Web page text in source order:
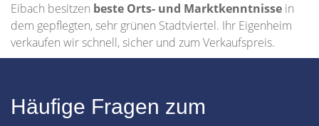
Eibach besitzen beste Orts- und Marktkenntnisse in
dem gepflegten, sehr grünen Stadtviertel. Ihr Eigenheim
verkaufen wir schnell, sicher und zum Verkaufspreis.
Häufige Fragen zum